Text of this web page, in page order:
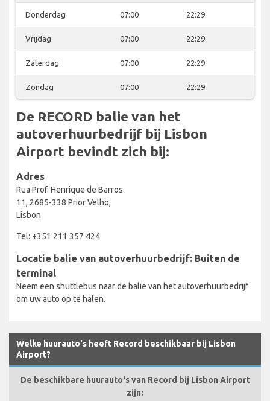
Donderdag 07:00 22:29
Vrijdag 07:00 22:29
Zaterdag 07:00 22:29
Zondag 07:00 22:29
De RECORD balie van het
autoverhuurbedrijf bij Lisbon
Airport bevindt zich bij:
Adres
Rua Prof. Henrique de Barros
11, 2685-338 Prior Velho,
Lisbon
Tel: +351 211 357 424
Locatie balie van autoverhuurbedrijf: Buiten de
terminal
Neem een shuttlebus naar de balie van het autoverhuurbedrijf
om uw auto op te halen.
Welke huurauto's heeft Record beschikbaar bij Lisbon
Airport?
De beschikbare huurauto's van Record bij Lisbon Airport
zijn: